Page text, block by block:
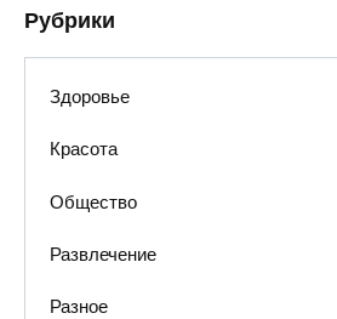
Рубрики
Здоровье
Красота
Общество
Развлечение
Разное